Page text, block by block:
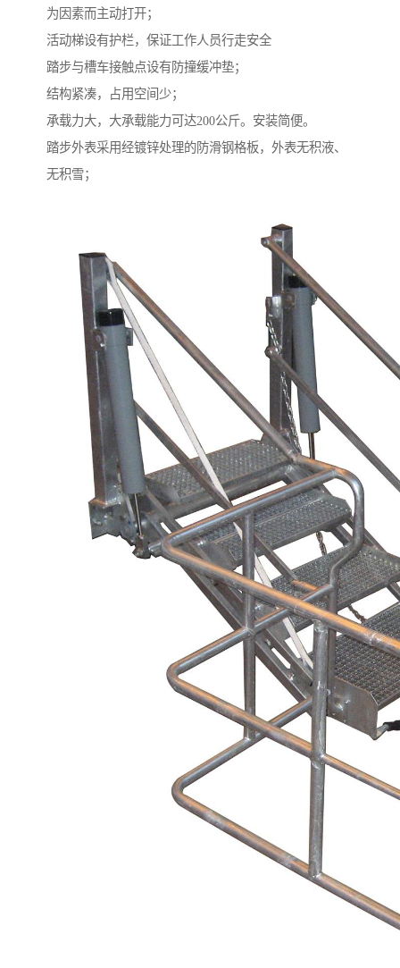
为因素而主动打开；
活动梯设有护栏，保证工作人员行走安全
踏步与槽车接触点设有防撞缓冲垫；
结构紧凑，占用空间少；
承载力大，大承载能力可达200公斤。安装简便。
踏步外表采用经镀锌处理的防滑钢格板，外表无积液、
无积雪；